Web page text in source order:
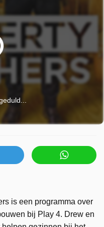
is een programma over
bij Play 4. Drew en